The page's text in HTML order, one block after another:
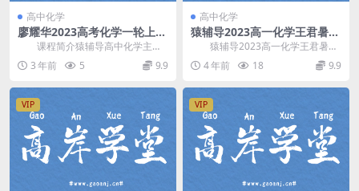
高中化学
廖耀华2023高考化学一轮上篇
暑期A+班网课
课程简介猿辅导高中化学主讲
廖耀华2023高考化学一轮暑假系统
班，难度A+，...
3 年前 5 9.9
高中化学
猿辅导2023高一化学王君暑假
班 百度网盘分享
猿辅导2023高一化学王君暑假
班，百度网盘分享高中化学课程7.9
2G高清视频...
4 年前 18 9.9
VIP VIP